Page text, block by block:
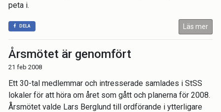
peta i.
DELA Läs mer
Årsmötet är genomfört
21 feb 2008
Ett 30-tal medlemmar och intresserade samlades i StSS
lokaler för att höra om året som gått och planerna för 2008.
Årsmötet valde Lars Berglund till ordförande i ytterligare